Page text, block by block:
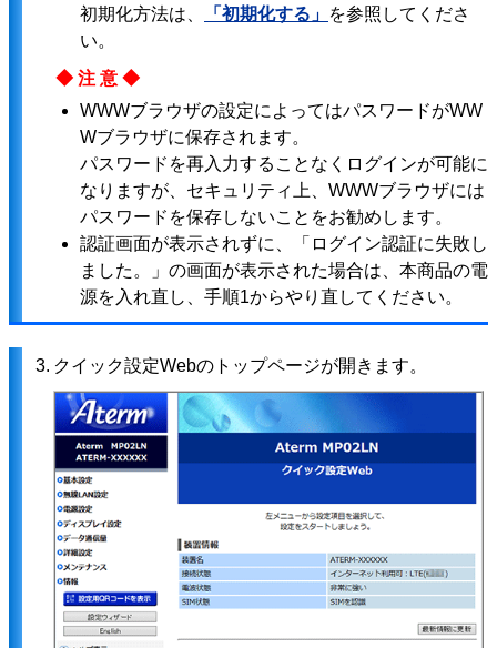
初期化方法は、 「初期化する」 を参照してくださ
い。
◆注意◆
WWWブラウザの設定によってはパスワードがWW
Wブラウザに保存されます。
パスワードを再入力することなくログインが可能に
なりますが、セキュリティ上、WWWブラウザには
パスワードを保存しないことをお勧めします。
認証画面が表示されずに、「ログイン認証に失敗し
ました。」の画面が表示された場合は、本商品の電
源を入れ直し、手順1からやり直してください。
3. クイック設定Webのトップページが開きます。